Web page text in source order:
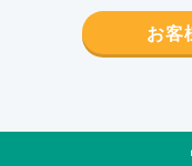
お客